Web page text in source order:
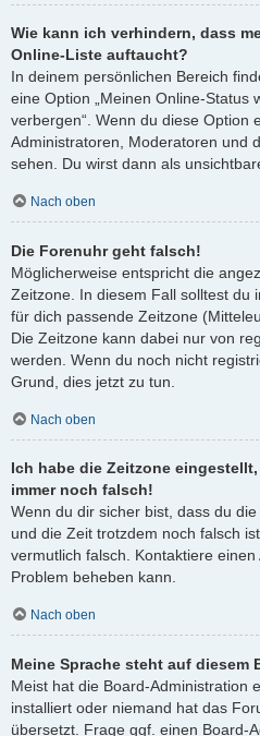
Wie kann ich verhindern, dass
Online-Liste auftaucht?
In deinem persönlichen Bereich
eine Option „Meinen Online-Status
verbergen“. Wenn du diese Option
Administratoren, Moderatoren und
sehen. Du wirst dann als
Nach oben
Die Forenuhr geht falsch!
Möglicherweise entspricht die
Zeitzone. In diesem Fall solltest du
für dich passende Zeitzone
Die Zeitzone kann dabei nur von
werden. Wenn du noch nicht
Grund, dies jetzt zu tun.
Nach oben
Ich habe die Zeitzone
immer noch falsch!
Wenn du dir sicher bist, dass du
und die Zeit trotzdem noch falsch
vermutlich falsch. Kontaktiere
Problem beheben kann.
Nach oben
Meine Sprache steht auf diesem
Meist hat die Board-Administration
installiert oder niemand hat das
übersetzt. Frage ggf. einen Board-